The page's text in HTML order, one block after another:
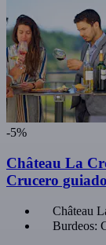
-5%
Château La
Crucero
Château
Burdeos: